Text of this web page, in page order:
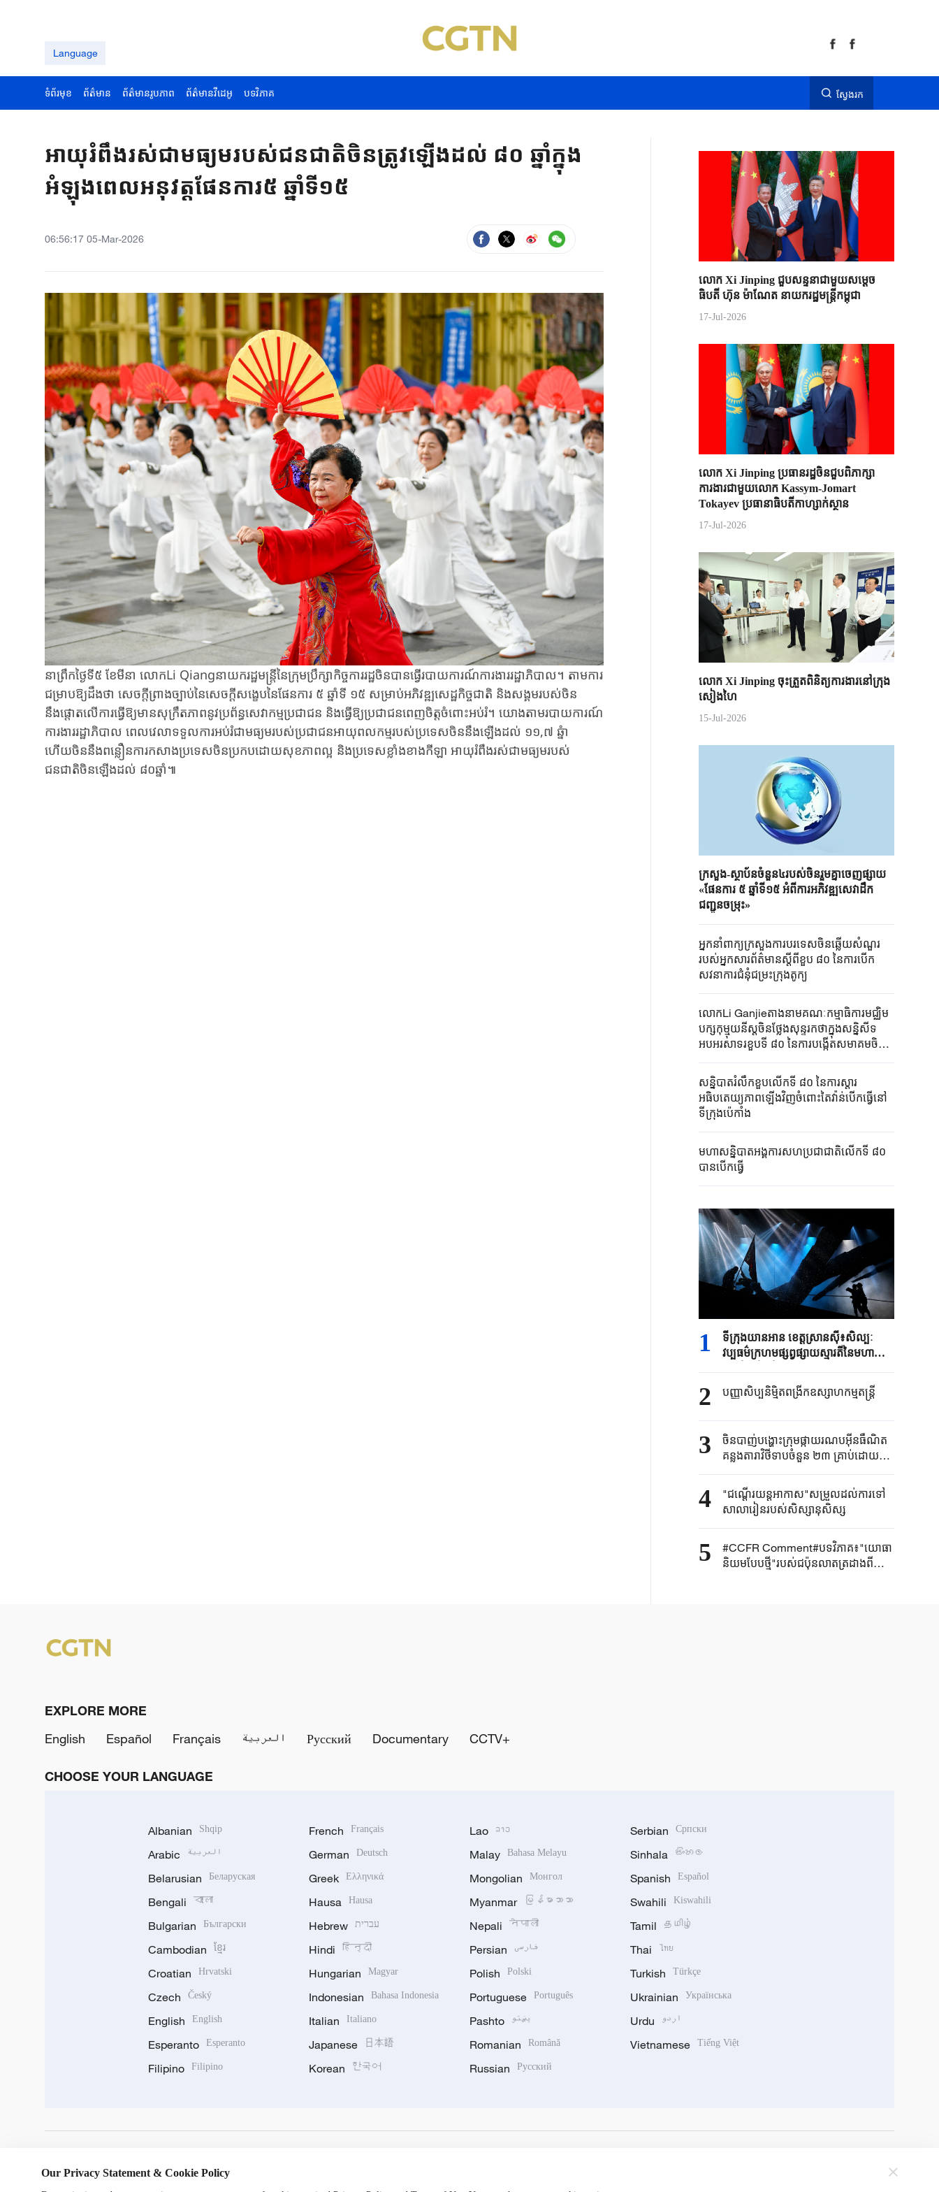
Language
ទំព័រមុខ ព័ត៌មាន ព័ត៌មានរូបភាព ព័ត៌មានវីដេអូ បទវិភាគ ស្វែងរក
អាយុរំពឹងរស់ជាមធ្យមរបស់ជនជាតិចិនត្រូវឡើងដល់ ៨០ ឆ្នាំក្នុង
អំឡុងពេលអនុវត្តផែនការ​៥ ឆ្នាំទី១៥
06:56:17 05-Mar-2026
នាព្រឹកថ្ងៃទី៥ ខែមីនា លោកLi Qiangនាយករដ្ឋមន្ត្រីនៃក្រុមប្រឹក្សាកិច្ចការរដ្ឋចិន​បាន​ធ្វើរបាយការណ៍ការងាររដ្ឋាភិបាល។ តាមការ
ជម្រាបឱ្យដឹងថា​​ សេចក្តីព្រាងច្បាប់នៃសេចក្តីសង្ខេបនៃផែនការ ៥ ឆ្នាំទី ១៥ សម្រាប់អភិវឌ្ឍសេដ្ឋកិច្ចជាតិ និងសង្គមរបស់ចិន​
នឹងផ្តោតលើការធ្វើឱ្យ​មានសុក្រឹតភាពនូវ​ប្រព័ន្ធសេវាកម្ម​ប្រជាជន និងធ្វើឱ្យ​ប្រជាជនពេញចិត្តចំពោះអប់រំ។​ យោងតាមរបាយការណ៍
ការងាររដ្ឋាភិបាល ពេលវេលា​ទទួលការអប់រំជាមធ្យមរបស់ប្រជាជនអាយុពលកម្មរបស់ប្រទេសចិន​នឹងឡើងដល់​ ១១,៧​ ឆ្នំា​
ហើយចិននឹង​ពន្លឿនការកសាងប្រទេសចិនប្រកបដោយសុខភាពល្អ និង​ប្រទេសខ្លាំងខាងកីឡា អាយុរំពឹងរស់ជាមធ្យមរបស់
ជនជាតិចិនឡើងដល់ ៨០ឆ្នាំ៕
លោក Xi Jinping ជួបសន្ទនាជាមួយសម្តេច
ធិបតី ហ៊ុន ម៉ាណែត នាយករដ្ឋមន្ត្រីកម្ពុជា
17-Jul-2026
លោក Xi Jinping ប្រធានរដ្ឋចិន​ជួបពិភាក្សា​
ការងារជាមួយ​លោក Kassym-Jomart ​
Tokayev ​ប្រធានាធិបតី​កាហ្សាក់ស្ថាន​
17-Jul-2026
លោក Xi Jinping ចុះត្រួតពិនិត្យការងារនៅក្រុង
សៀងហៃ
15-Jul-2026
ក្រសួង-ស្ថាប័នចំនួន៤របស់ចិនរួមគ្នាចេញផ្សាយ
«ផែនការ ៥ ឆ្នាំទី១៥ អំពីការអភិវឌ្ឍសេវាដឹក
ជញ្ជូនចម្រុះ»
អ្នកនាំពាក្យក្រសួងការបរទេសចិនឆ្លើយសំណួរ
របស់អ្នកសារព័ត៌មានស្តីពីខួប ៨០ នៃការបើក
សវនាការជំនុំជម្រះក្រុងតូក្យូ
លោកLi Ganjieតាងនាមគណៈកម្មាធិការមជ្ឈិម
បក្សកុម្មុយនីស្តចិនថ្លែងសុន្ទរកថាក្នុងសន្និសីទ
អបអរសាទរខួបទី ៨០ នៃការបង្កើតសមាគមចិន
សម្រាប់ជំរុញលទ្ធិប្រជាធិបតេយ្យ
សន្និបាតរំលឹកខួបលើកទី ៨០ នៃការស្តារ
អធិបតេយ្យភាពឡើងវិញចំពោះតៃវ៉ាន់បើកធ្វើនៅ
ទីក្រុងប៉េកាំង
មហាសន្និបាតអង្គការសហប្រជាជាតិលើកទី ៨០
បានបើកធ្វើ​
1
ទីក្រុង​យានអាន ​ខេត្តស្រានស៊ី៖​សិល្បៈ
វប្បធម៌ក្រហម​ផ្សព្វផ្សាយស្មារតីនៃ​មហា
2 បញ្ញាសិប្បនិម្មិត​ពង្រីក​​ឧស្សាហកម្ម​តន្ត្រី​
3
ចិនបាញ់បង្ហោះ​ក្រុម​ផ្កាយរណប​​អ៊ីនធឺណិត​
គន្លងតារាវិថីទាប​ចំនួន ២៣ គ្រាប់ដោយ​
ជោគជ័យ​
4
"ជណ្តើរយន្ត​អាកាស"​សម្រួលដល់ការទៅ​
សាលារៀន​របស់​សិស្សានុសិស្ស​​
5
#CCFR Comment#បទវិភាគ៖"យោធា
និយមបែបថ្មី"របស់ជប៉ុនលាតត្រដាងពី
EXPLORE MORE
English
Español Français العربية Русский Documentary CCTV+
CHOOSE YOUR LANGUAGE
Albanian Shqip
Arabic العربية
Belarusian Беларуская
Bengali বাংলা
Bulgarian Български
Cambodian ខ្មែរ
Croatian Hrvatski
Czech Český
English English
Esperanto Esperanto
Filipino Filipino
French Français
German Deutsch
Greek Ελληνικά
Hausa Hausa
Hebrew עברית
Hindi हिन्दी
Hungarian Magyar
Indonesian Bahasa Indonesia
Italian Italiano
Japanese 日本語
Korean 한국어
Lao ລາວ
Malay Bahasa Melayu
Mongolian Монгол
Myanmar မြန်မာဘာသာ
Nepali नेपाली
Persian فارسی
Polish Polski
Portuguese Português
Pashto پښتو
Romanian Română
Russian Русский
Serbian Српски
Sinhala සිංහල
Spanish Español
Swahili Kiswahili
Tamil தமிழ்
Thai ไทย
Turkish Türkçe
Ukrainian Українська
Urdu اردو
Vietnamese Tiếng Việt
Our Privacy Statement & Cookie Policy